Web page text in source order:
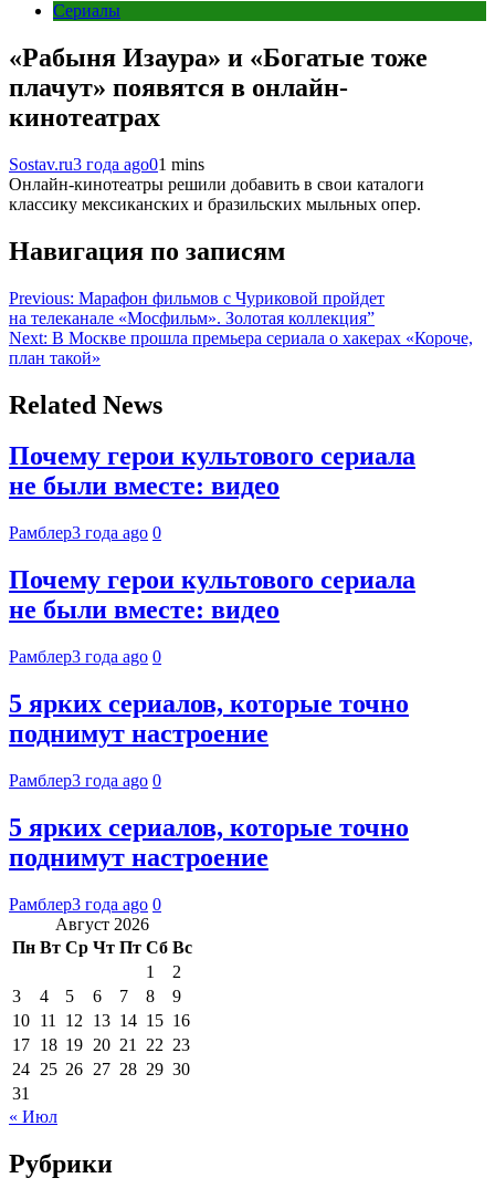
Сериалы
«Рабыня Изаура» и «Богатые тоже
плачут» появятся в онлайн-
кинотеатрах
Sostav.ru3 года ago01 mins
Онлайн-кинотеатры решили добавить в свои каталоги
классику мексиканских и бразильских мыльных опер.
Навигация по записям
Previous: Марафон фильмов с Чуриковой пройдет
на телеканале «Мосфильм». Золотая коллекция”
Next: В Москве прошла премьера сериала о хакерах «Короче,
план такой»
Related News
Почему герои культового сериала
не были вместе: видео
Рамблер3 года ago 0
Почему герои культового сериала
не были вместе: видео
Рамблер3 года ago 0
5 ярких сериалов, которые точно
поднимут настроение
Рамблер3 года ago 0
5 ярких сериалов, которые точно
поднимут настроение
Рамблер3 года ago 0
Август 2026
Пн Вт Ср Чт Пт Сб Вс
1
2
3
4 5 6 7 8
9
10 11 12 13 14 15 16
17 18 19 20 21 22 23
24 25 26 27 28 29 30
31
« Июл
Рубрики